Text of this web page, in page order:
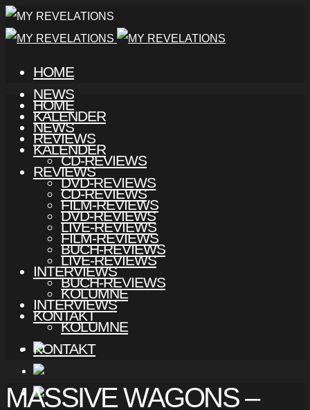
HOME
NEWS
KALENDER
REVIEWS
CD-REVIEWS
DVD-REVIEWS
FILM-REVIEWS
LIVE-REVIEWS
BUCH-REVIEWS
INTERVIEWS
KOLUMNE
KONTAKT
HOME
NEWS
KALENDER
REVIEWS
CD-REVIEWS
DVD-REVIEWS
FILM-REVIEWS
LIVE-REVIEWS
BUCH-REVIEWS
INTERVIEWS
KOLUMNE
KONTAKT
MASSIVE WAGONS –